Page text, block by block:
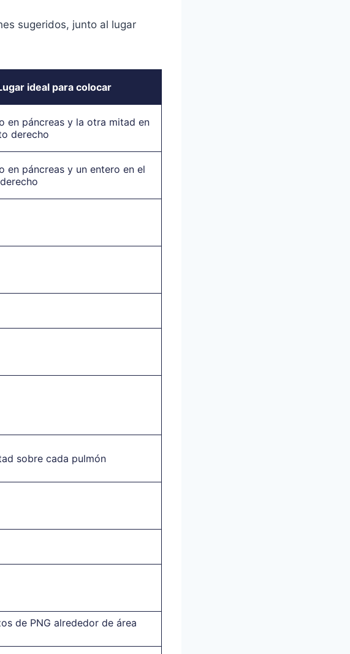
sugeridos, junto al lugar
ideal para colocar
en páncreas y la otra mitad en
derecho
en páncreas y un entero en el
sobre cada pulmón
de PNG alrededor de área